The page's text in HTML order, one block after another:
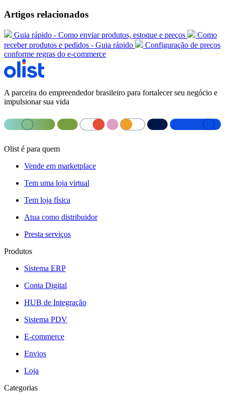
Artigos relacionados
Guia rápido - Como enviar produtos, estoque e preços
Como
receber produtos e pedidos - Guia rápido
Configuração de preços
conforme regras do e-commerce
A parceira do empreendedor brasileiro para fortalecer seu negócio e
impulsionar sua vida
Olist é para quem
Vende em marketplace
Tem uma loja virtual
Tem loja física
Atua como distribuidor
Presta serviços
Produtos
Sistema ERP
Conta Digital
HUB de Integração
Sistema PDV
E-commerce
Envios
Loja
Categorias